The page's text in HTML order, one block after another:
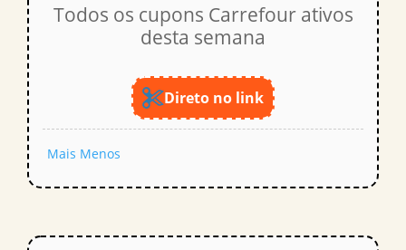
Todos os cupons Carrefour ativos
desta semana
Direto no link
Mais Menos